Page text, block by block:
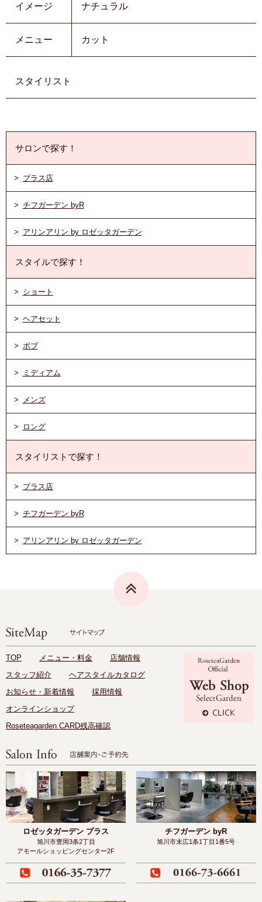
イメージ ナチュラル
メニュー カット
スタイリスト
サロンで探す！
プラス店
チフガーデン byR
アリンアリン by ロゼッタガーデン
スタイルで探す！
ショート
ヘアセット
ボブ
ミディアム
メンズ
ロング
スタイリストで探す！
プラス店
チフガーデン byR
アリンアリン by ロゼッタガーデン
TOP メニュー・料金
店舗情報
スタッフ紹介
ヘアスタイルカタログ
お知らせ・新着情報
採用情報
オンラインショップ
Roseteagarden CARD残高確認
ロゼッタガーデン プラス
旭川市豊岡3条2丁目
アモールショッピングセンター2F
チフガーデン byR
旭川市末広1条1丁目1番5号